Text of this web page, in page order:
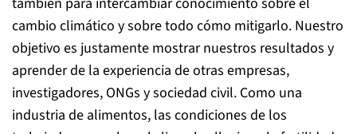
cambio climático y sobre todo cómo mitigarlo. Nuestro
objetivo es justamente mostrar nuestros resultados y
aprender de la experiencia de otras empresas,
investigadores, ONGs y sociedad civil. Como una
industria de alimentos, las condiciones de los